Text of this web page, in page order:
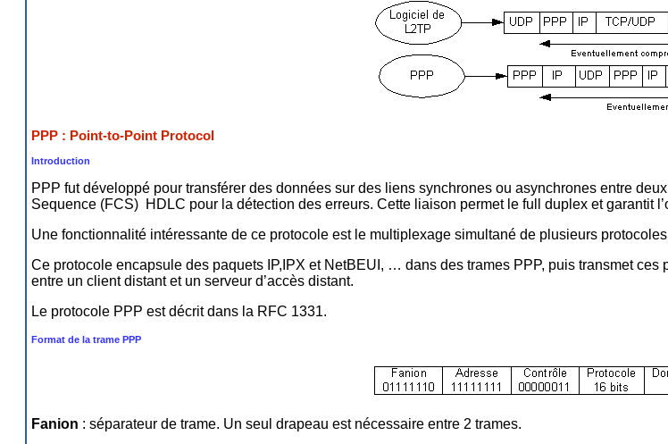
PPP : Point-to-Point Protocol
Introduction
PPP fut développé pour transférer des données sur des liens synchrones ou asynchrones entre
Sequence (FCS) HDLC pour la détection des erreurs. Cette liaison permet le full duplex et garantit
Une fonctionnalité intéressante de ce protocole est le multiplexage simultané de plusieurs
Ce protocole encapsule des paquets IP,IPX et NetBEUI, … dans des trames PPP, puis transmet
entre un client distant et un serveur d’accès distant.
Le protocole PPP est décrit dans la RFC 1331.
Format de la trame PPP
Fanion : séparateur de trame. Un seul drapeau est nécessaire entre 2 trames.